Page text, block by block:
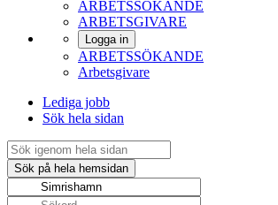
ARBETSSÖKANDE
ARBETSGIVARE
Logga in
ARBETSSÖKANDE
Arbetsgivare
Lediga jobb
Sök hela sidan